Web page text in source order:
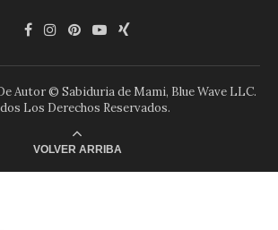
Autor © Sabiduria de Mami, Blue Wave LLC.
Los Derechos Reservados.
VOLVER ARRIBA